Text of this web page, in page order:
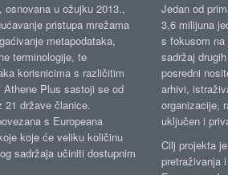
u ožujku 2013.,
pristupa mrežama
metapodataka,
terminologije, te
korisnicima s različitim
Athene Plus sastoji se od
21 države članice.
s Europeana
koje će veliku količinu
sadržaja učiniti dostupnim
Jedan od
3,6 milijuna
s fokusom
sadržaj
posredni
arhivi,
organizacije,
uključen i
Cilj projekta
pretraživanja